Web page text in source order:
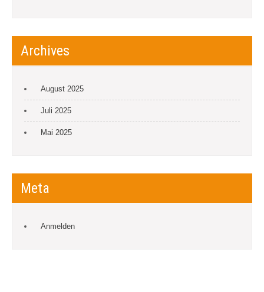
Archives
August 2025
Juli 2025
Mai 2025
Meta
Anmelden